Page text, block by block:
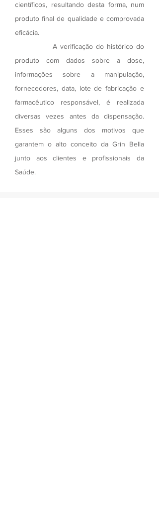
científicos, resultando desta forma, num
produto final de qualidade e comprovada
eficácia.
A verificação do histórico do
produto com dados sobre a dose,
informações sobre a manipulação,
fornecedores, data, lote de fabricação e
farmacêutico responsável, é realizada
diversas vezes antes da dispensação.
Esses são alguns dos motivos que
garantem o alto conceito da Grin Bella
junto aos clientes e profissionais da
Saúde.